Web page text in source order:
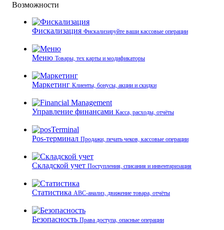
Возможности
Фискализация Фискализируйте ваши кассовые операции
Меню Товары, тех карты и модификаторы
Маркетинг Клиенты, бонусы, акции и скидки
Управление финансами Касса, расходы, отчёты
Pos-терминал Продажи, печать чеков, кассовые операции
Складской учет Поступления, списания и инвентаризация
Статистика ABC-анализ, движение товара, отчёты
Безопасность Права доступа, опасные операции